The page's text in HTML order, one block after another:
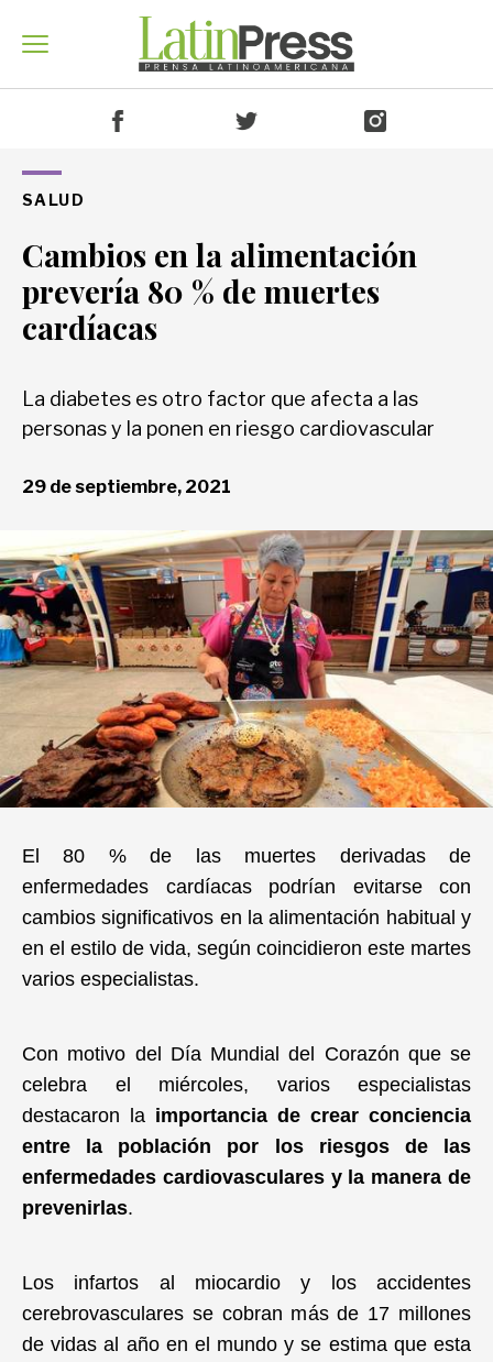
Venezuela
Economía
Entretenimiento
Views
Curiosidades
Salud
Tecnología
SALUD
Cambios en la alimentación
prevería 80 % de muertes
cardíacas
La diabetes es otro factor que afecta a las
personas y la ponen en riesgo cardiovascular
29 de septiembre, 2021
El 80 % de las muertes derivadas de
enfermedades cardíacas podrían evitarse con
cambios significativos en la alimentación habitual y
en el estilo de vida, según coincidieron este martes
varios especialistas.
Con motivo del Día Mundial del Corazón que se
celebra el miércoles, varios especialistas
destacaron la importancia de crear conciencia
entre la población por los riesgos de las
enfermedades cardiovasculares y la manera de
prevenirlas.
Los infartos al miocardio y los accidentes
cerebrovasculares se cobran más de 17 millones
de vidas al año en el mundo y se estima que esta